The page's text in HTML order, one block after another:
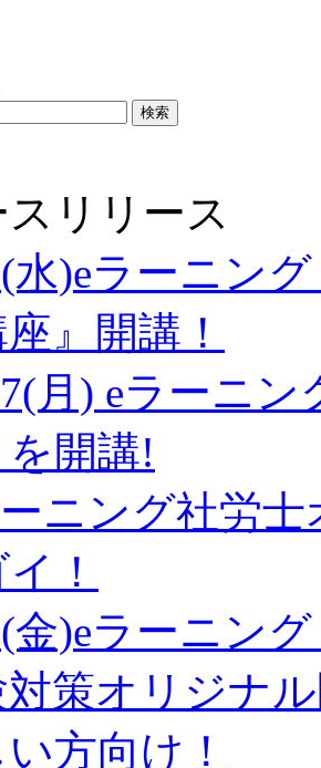
リリース
水)eラーニン
』開講！
月) eラーニ
を開講!
ニング社労
！
金)eラーニン
対策オリジナ
方向け！